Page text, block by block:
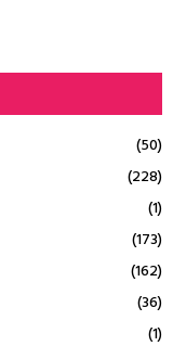
(50)
(228)
(1)
(173)
(162)
(36)
(1)